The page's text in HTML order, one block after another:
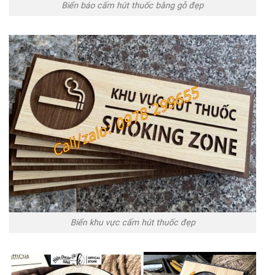
Biển báo cấm hút thuốc bằng gỗ đẹp
Biển khu vực cấm hút thuốc đẹp